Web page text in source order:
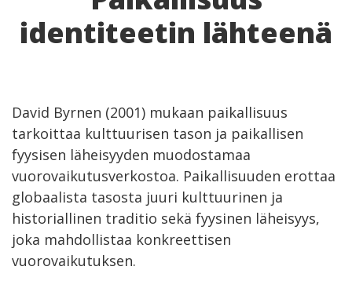
identiteetin lähteenä
David Byrnen (2001) mukaan paikallisuus
tarkoittaa kulttuurisen tason ja paikallisen
fyysisen läheisyyden muodostamaa
vuorovaikutusverkostoa. Paikallisuuden erottaa
globaalista tasosta juuri kulttuurinen ja
historiallinen traditio sekä fyysinen läheisyys,
joka mahdollistaa konkreettisen
vuorovaikutuksen.